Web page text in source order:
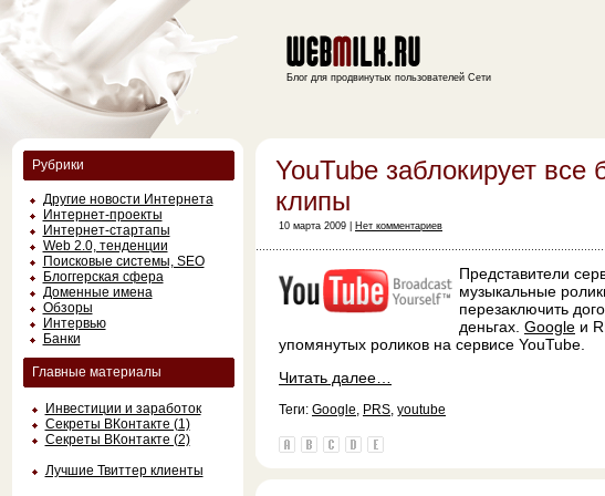
Рубрики
Другие новости Интернета
Интернет-проекты
Интернет-стартапы
Web 2.0, тенденции
Поисковые системы, SEO
Блоггерская сфера
Доменные имена
Обзоры
Интервью
Банки
Главные материалы
Инвестиции и заработок
Секреты ВКонтакте (1)
Секреты ВКонтакте (2)
Лучшие Твиттер клиенты
Блог для продвинутых пользователей Сети
YouTube заблокирует
клипы
10 марта 2009 | Нет комментариев
Представители
музыкальные
перезаключить
деньгах. Google и
упомянутых роликов на сервисе YouTube.
Читать далее…
Теги: Google, PRS, youtube